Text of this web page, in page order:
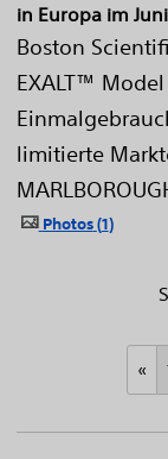
in Europa im Juni
Boston
EXALT™
limitierte
Photos 1
«